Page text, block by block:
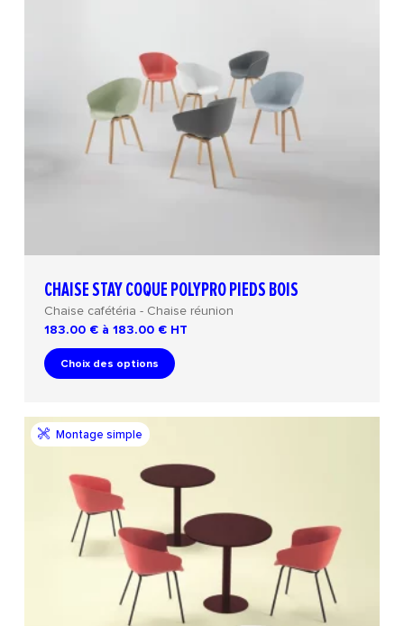
CHAISE STAY COQUE POLYPRO PIEDS BOIS
Chaise cafétéria - Chaise réunion
183.00 € à 183.00 € HT
Choix des options
Montage simple